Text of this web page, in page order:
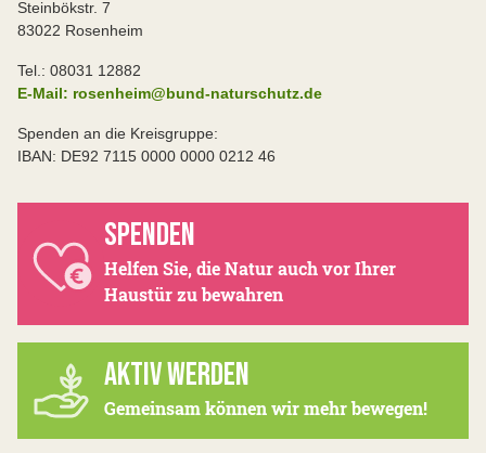
Steinbökstr. 7
83022 Rosenheim
Tel.: 08031 12882
E-Mail: rosenheim@bund-naturschutz.de
Spenden an die Kreisgruppe:
IBAN: DE92 7115 0000 0000 0212 46
SPENDEN
Helfen Sie, die Natur auch vor Ihrer
Haustür zu bewahren
AKTIV WERDEN
Gemeinsam können wir mehr bewegen!